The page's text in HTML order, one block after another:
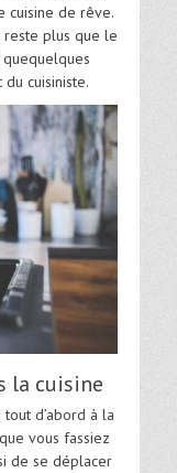
cuisine de rêve.
reste plus que le
cuisiniste.
la cuisine
d’abord à la
vous fassiez
de se déplacer